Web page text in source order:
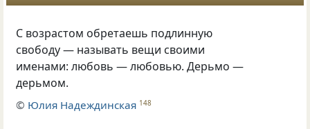
С возрастом обретаешь подлинную
свободу — называть вещи своими
именами: любовь — любовью. Дерьмо —
дерьмом.
© Юлия Надеждинская 148